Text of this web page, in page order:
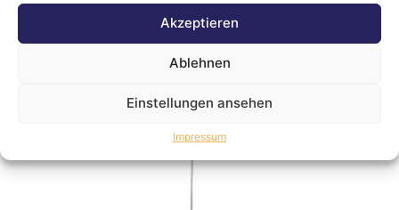
Akzeptieren
Ablehnen
Einstellungen ansehen
Impressum
Abgelaufen